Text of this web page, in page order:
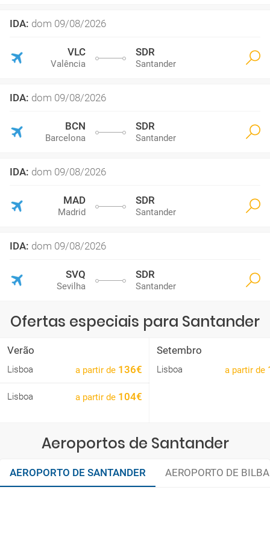
IDA: dom 09/08/2026
VLC
Valência
SDR
Santander
IDA: dom 09/08/2026
BCN
Barcelona
SDR
Santander
IDA: dom 09/08/2026
MAD
Madrid
SDR
Santander
IDA: dom 09/08/2026
SVQ
Sevilha
SDR
Santander
Ofertas especiais para Santander
Verão
Lisboa a partir de 136€
Lisboa a partir de 104€
Setembro
Lisboa a partir de
Aeroportos de Santander
AEROPORTO DE SANTANDER AEROPORTO DE